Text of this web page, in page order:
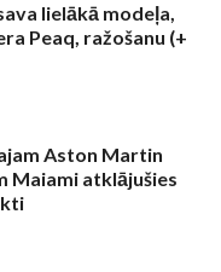
lielākā modeļa,
Peaq, ražošanu (+
Aston Martin
Maiami atklājušies